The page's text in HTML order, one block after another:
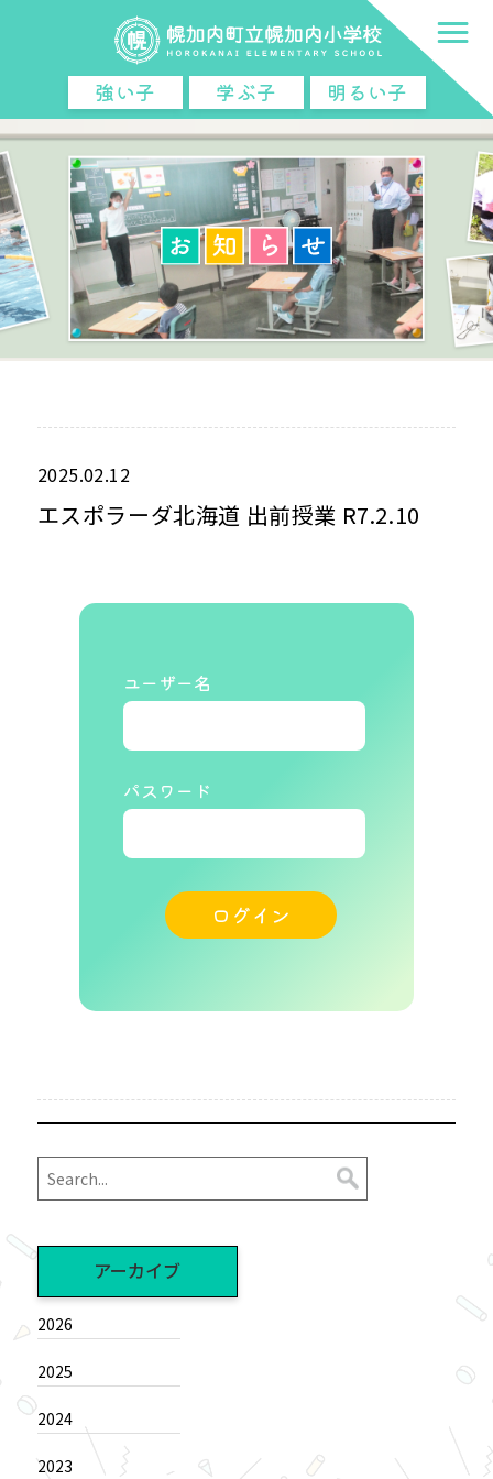
強い子 学ぶ子 明るい子
2025.02.12
エスポラーダ北海道 出前授業 R7.2.10
ユーザー名
パスワード
アーカイブ
2026
2025
2024
2023